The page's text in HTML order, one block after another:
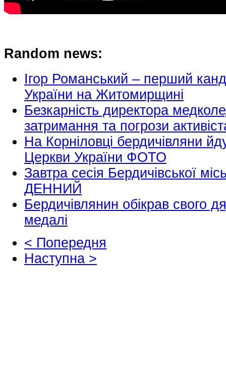
Random news:
Ігор Романський – перший
України на Житомирщині
Безкарність директора
затримання та погрози
На Корніловці бердичівляни
Церкви України ФОТО
Завтра сесія Бердичівської
ДЕННИЙ
Бердичівлянин обікрав свого
медалі
< Попередня
Наступна >